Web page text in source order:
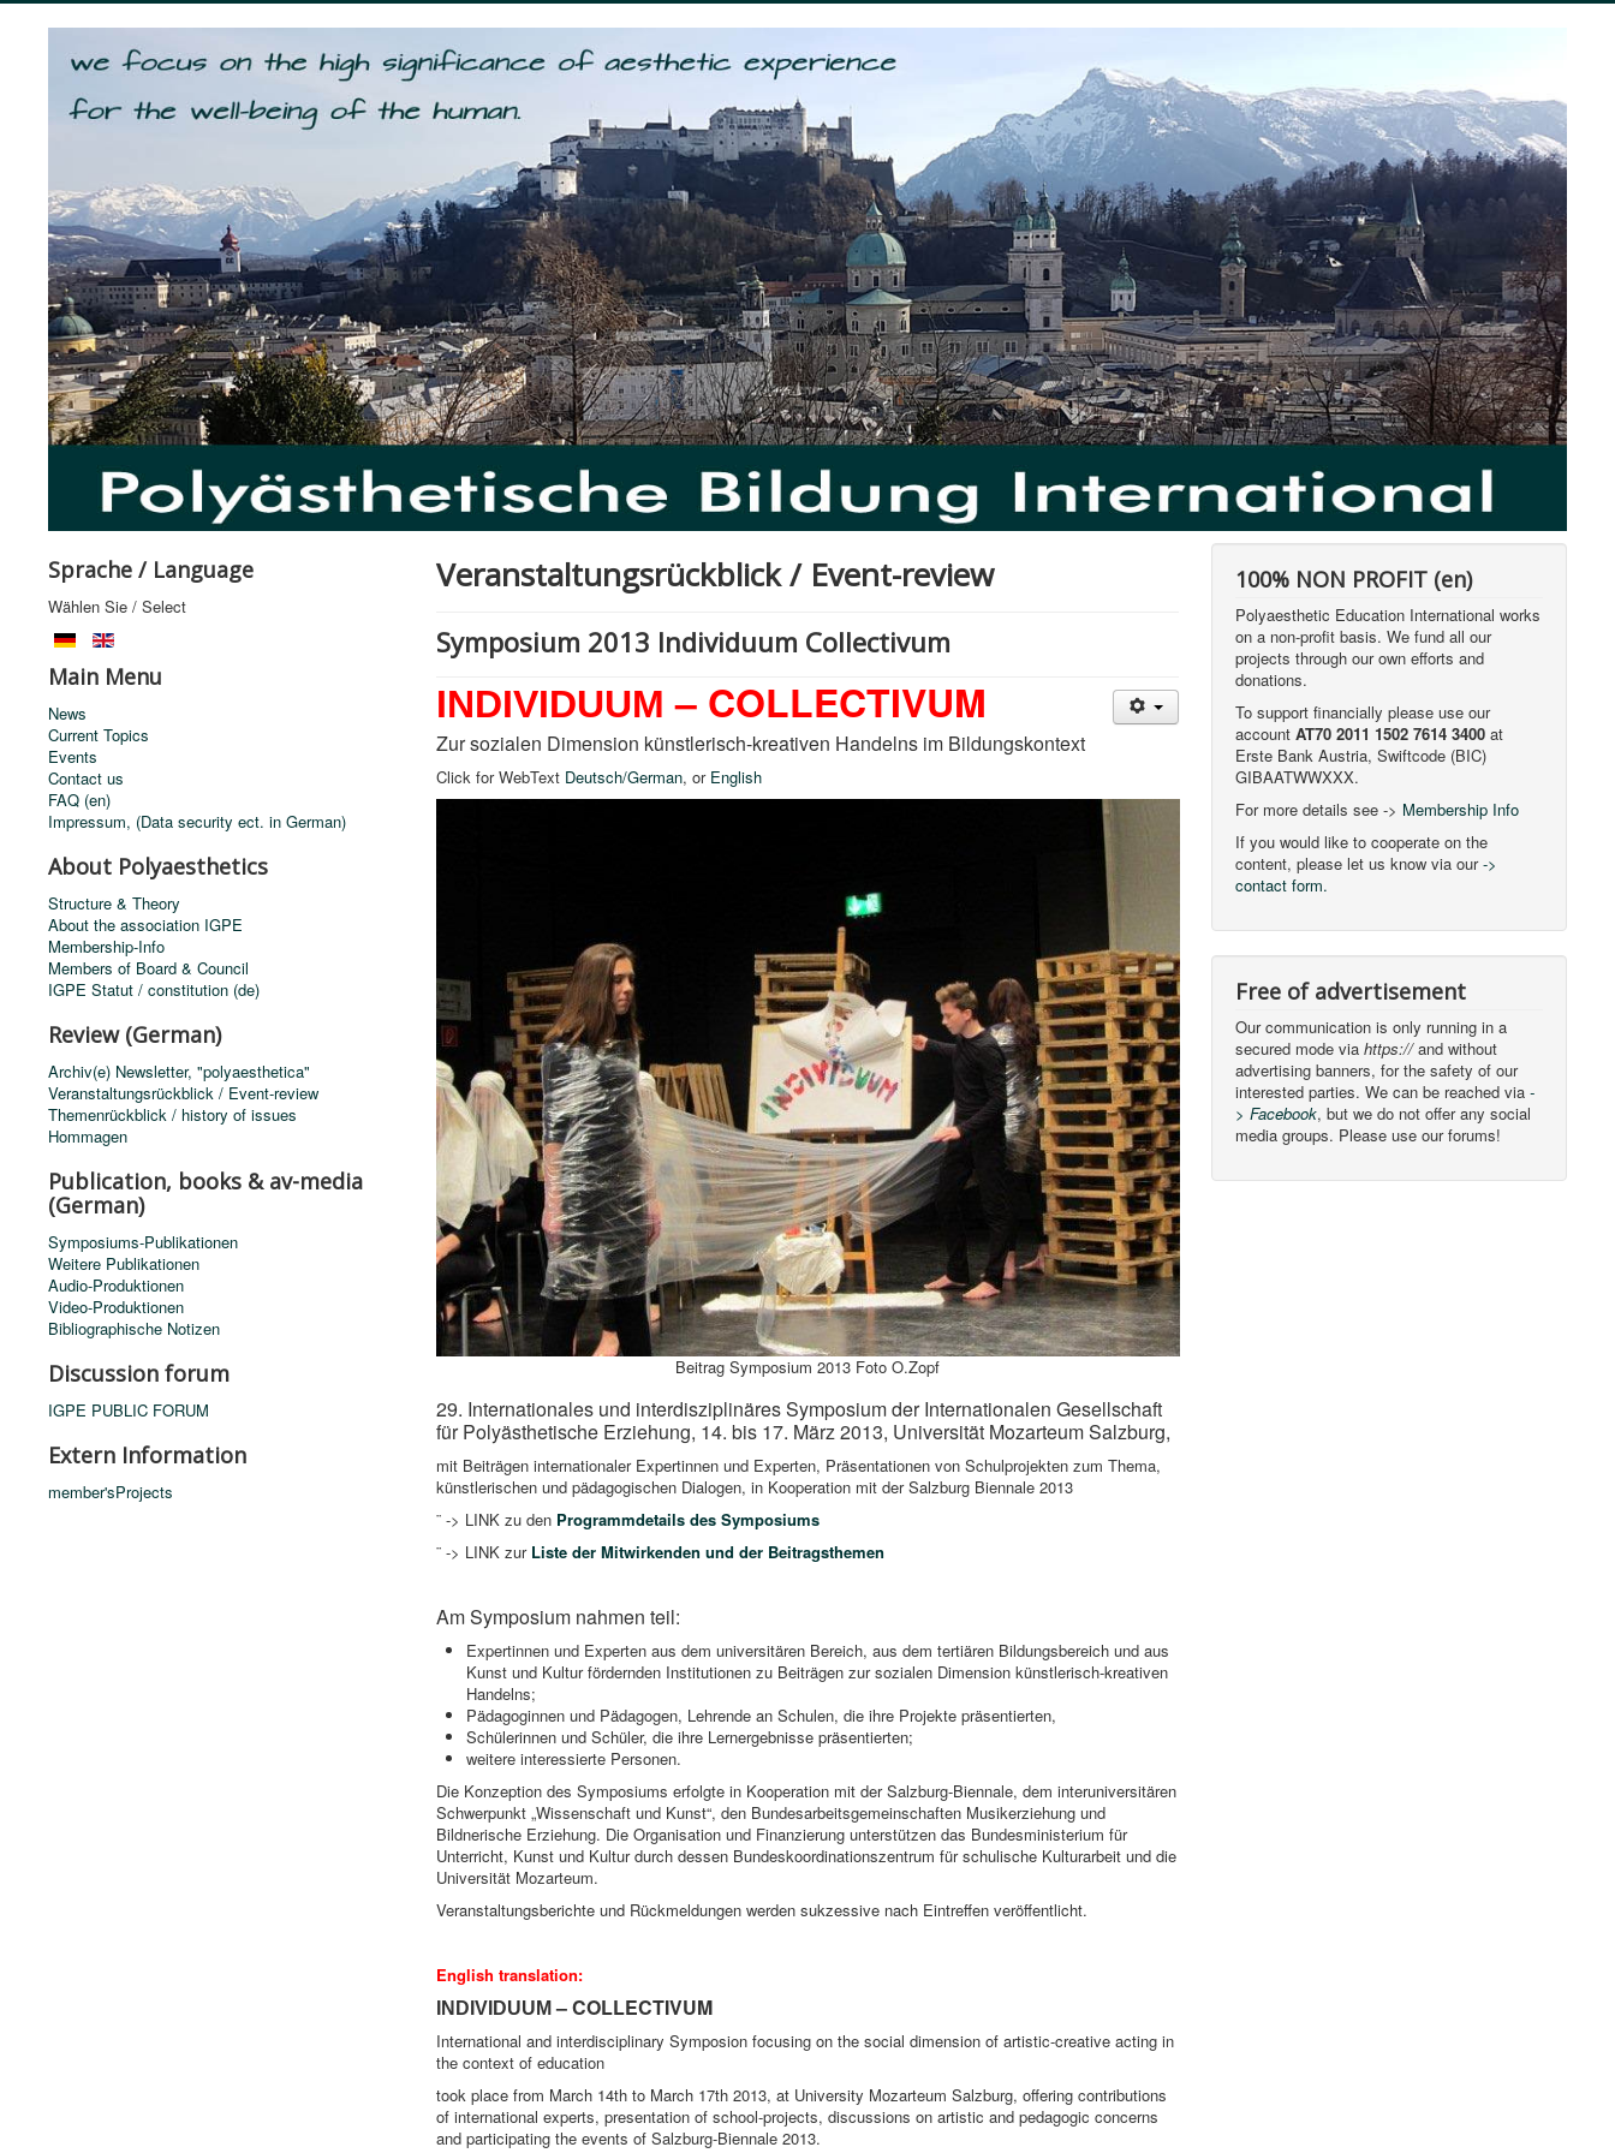
Sprache / Language
Wählen Sie / Select
Main Menu
News
Current Topics
Events
Contact us
FAQ (en)
Impressum, (Data security ect. in German)
About Polyaesthetics
Structure & Theory
About the association IGPE
Membership-Info
Members of Board & Council
IGPE Statut / constitution (de)
Review (German)
Archiv(e) Newsletter, "polyaesthetica"
Veranstaltungsrückblick / Event-review
Themenrückblick / history of issues
Hommagen
Publication, books & av-media
(German)
Symposiums-Publikationen
Weitere Publikationen
Audio-Produktionen
Video-Produktionen
Bibliographische Notizen
Discussion forum
IGPE PUBLIC FORUM
Extern Information
member'sProjects
Veranstaltungsrückblick / Event-review
Symposium 2013 Individuum Collectivum
INDIVIDUUM– COLLECTIVUM
Zur sozialen Dimension künstlerisch-kreativen Handelns im Bildungskontext
Click for WebText Deutsch/German, or English
Beitrag Symposium 2013 Foto O.Zopf
29. Internationales und interdisziplinäres Symposium der Internationalen Gesellschaft
für Polyästhetische Erziehung, 14. bis 17. März 2013, Universität Mozarteum Salzburg,
mit Beiträgen internationaler Expertinnen und Experten, Präsentationen von Schulprojekten zum Thema,
künstlerischen und pädagogischen Dialogen, in Kooperation mit der Salzburg Biennale 2013
¨ -> LINK zu den Programmdetails des Symposiums
¨ -> LINK zur Liste der Mitwirkenden und der Beitragsthemen
Am Symposium nahmen teil:
Expertinnen und Experten aus dem universitären Bereich, aus dem tertiären Bildungsbereich und aus
Kunst und Kultur fördernden Institutionen zu Beiträgen zur sozialen Dimension künstlerisch-kreativen
Handelns;
Pädagoginnen und Pädagogen, Lehrende an Schulen, die ihre Projekte präsentierten,
Schülerinnen und Schüler, die ihre Lernergebnisse präsentierten;
weitere interessierte Personen.
Die Konzeption des Symposiums erfolgte in Kooperation mit der Salzburg-Biennale, dem interuniversitären
Schwerpunkt „Wissenschaft und Kunst“, den Bundesarbeitsgemeinschaften Musikerziehung und
Bildnerische Erziehung. Die Organisation und Finanzierung unterstützen das Bundesministerium für
Unterricht, Kunst und Kultur durch dessen Bundeskoordinationszentrum für schulische Kulturarbeit und die
Universität Mozarteum.
Veranstaltungsberichte und Rückmeldungen werden sukzessive nach Eintreffen veröffentlicht.
English translation:
INDIVIDUUM– COLLECTIVUM
International and interdisciplinary Symposion focusing on the social dimension of artistic-creative acting in
the context of education
took place from March 14th to March 17th 2013, at University Mozarteum Salzburg, offering contributions
of international experts, presentation of school-projects, discussions on artistic and pedagogic concerns
and participating the events of Salzburg-Biennale 2013.
100% NON PROFIT (en)
Polyaesthetic Education International works
on a non-profit basis. We fund all our
projects through our own efforts and
donations.
To support financially please use our
accountAT70 2011 1502 7614 3400 at
Erste Bank Austria, Swiftcode (BIC)
GIBAATWWXXX.
For more details see -> Membership Info
If you would like to cooperate on the
content, please let us know via our->
contact form.
Free of advertisement
Our communication is only running in a
secured mode viahttps://and without
advertising banners, for the safety of our
interested parties. We can be reached via-
> Facebook, but we do not offer any social
media groups. Please use our forums!